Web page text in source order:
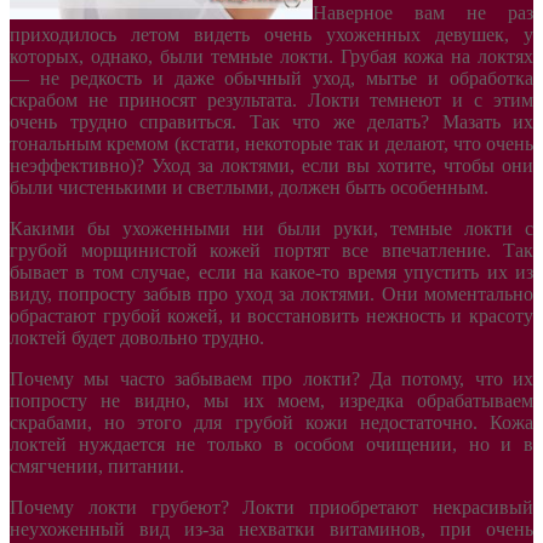
Наверное вам не раз
приходилось летом видеть очень ухоженных девушек, у
которых, однако, были темные локти. Грубая кожа на локтях
— не редкость и даже обычный уход, мытье и обработка
скрабом не приносят результата. Локти темнеют и с этим
очень трудно справиться. Так что же делать? Мазать их
тональным кремом (кстати, некоторые так и делают, что очень
неэффективно)? Уход за локтями, если вы хотите, чтобы они
были чистенькими и светлыми, должен быть особенным.
Какими бы ухоженными ни были руки, темные локти с
грубой морщинистой кожей портят все впечатление. Так
бывает в том случае, если на какое-то время упустить их из
виду, попросту забыв про уход за локтями. Они моментально
обрастают грубой кожей, и восстановить нежность и красоту
локтей будет довольно трудно.
Почему мы часто забываем про локти? Да потому, что их
попросту не видно, мы их моем, изредка обрабатываем
скрабами, но этого для грубой кожи недостаточно. Кожа
локтей нуждается не только в особом очищении, но и в
смягчении, питании.
Почему локти грубеют? Локти приобретают некрасивый
неухоженный вид из-за нехватки витаминов, при очень